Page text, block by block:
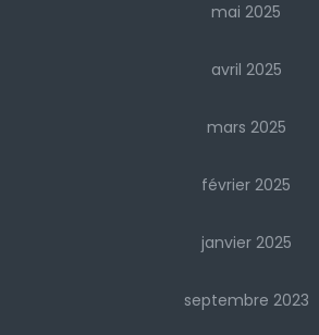
mai 2025
avril 2025
mars 2025
février 2025
janvier 2025
septembre 2023